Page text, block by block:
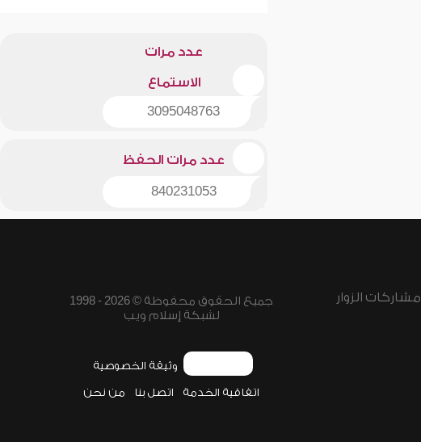
عدد مرات
الاستماع
3095048763
عدد مرات الحفظ
840231053
مشاركات الزوار
جميع الحقوق محفوظة © 2026 - 1998
لشبكة إسلام ويب
وثيقة الخصوصية
اتفاقية الخدمة اتصل بنا من نحن